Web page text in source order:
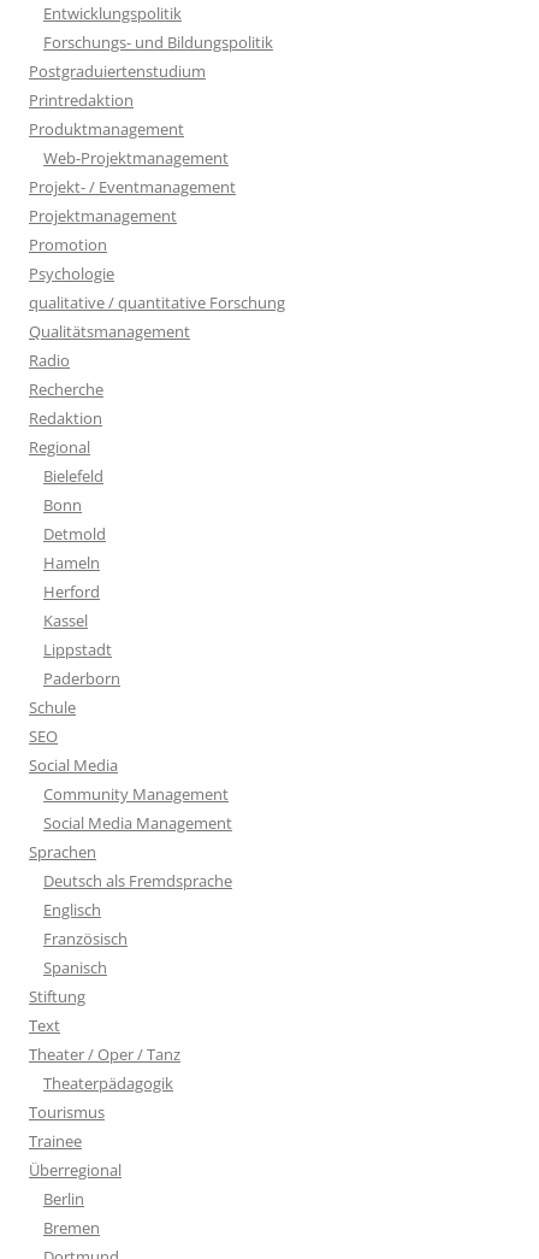
Entwicklungspolitik
Forschungs- und Bildungspolitik
Postgraduiertenstudium
Printredaktion
Produktmanagement
Web-Projektmanagement
Projekt- / Eventmanagement
Projektmanagement
Promotion
Psychologie
qualitative / quantitative Forschung
Qualitätsmanagement
Radio
Recherche
Redaktion
Regional
Bielefeld
Bonn
Detmold
Hameln
Herford
Kassel
Lippstadt
Paderborn
Schule
SEO
Social Media
Community Management
Social Media Management
Sprachen
Deutsch als Fremdsprache
Englisch
Französisch
Spanisch
Stiftung
Text
Theater / Oper / Tanz
Theaterpädagogik
Tourismus
Trainee
Überregional
Berlin
Bremen